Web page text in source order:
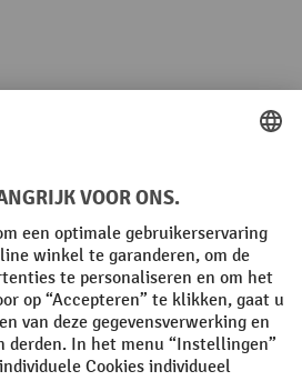
Copyright
instellingen
costs and possible delivery charges,